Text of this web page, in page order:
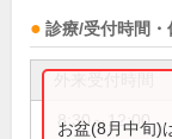
診療/受付時間・
8:30～12:00
お盆(8月中旬)